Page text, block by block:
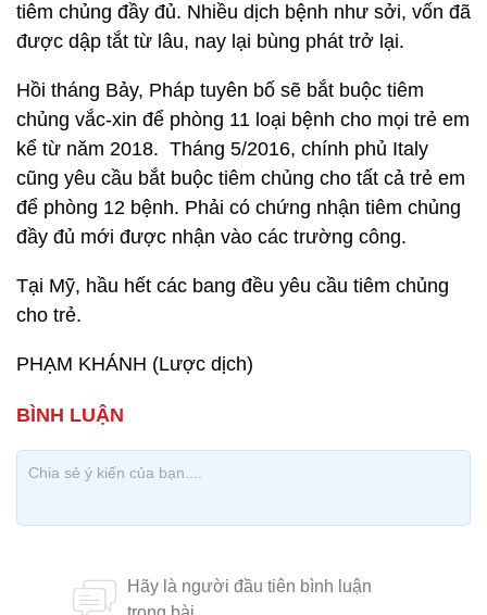
tiêm chủng đầy đủ. Nhiều dịch bệnh như sởi, vốn đã
được dập tắt từ lâu, nay lại bùng phát trở lại.
Hồi tháng Bảy, Pháp tuyên bố sẽ bắt buộc tiêm
chủng vắc-xin để phòng 11 loại bệnh cho mọi trẻ em
kể từ năm 2018. Tháng 5/2016, chính phủ Italy
cũng yêu cầu bắt buộc tiêm chủng cho tất cả trẻ em
để phòng 12 bệnh. Phải có chứng nhận tiêm chủng
đầy đủ mới được nhận vào các trường công.
Tại Mỹ, hầu hết các bang đều yêu cầu tiêm chủng
cho trẻ.
PHẠM KHÁNH (Lược dịch)